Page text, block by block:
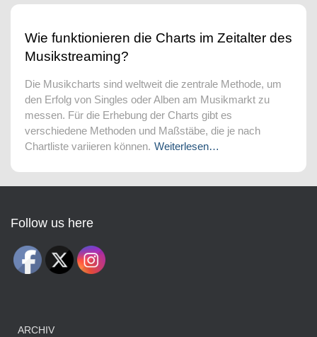
Wie funktionieren die Charts im Zeitalter des
Musikstreaming?
Die Musikcharts sind weltweit die zentrale Methode, um
den Erfolg von Singles oder Alben am Musikmarkt zu
messen. Für die Erhebung der Charts gibt es
verschiedene Methoden und Maßstäbe, die je nach
Chartliste variieren können. Weiterlesen…
Follow us here
ARCHIV